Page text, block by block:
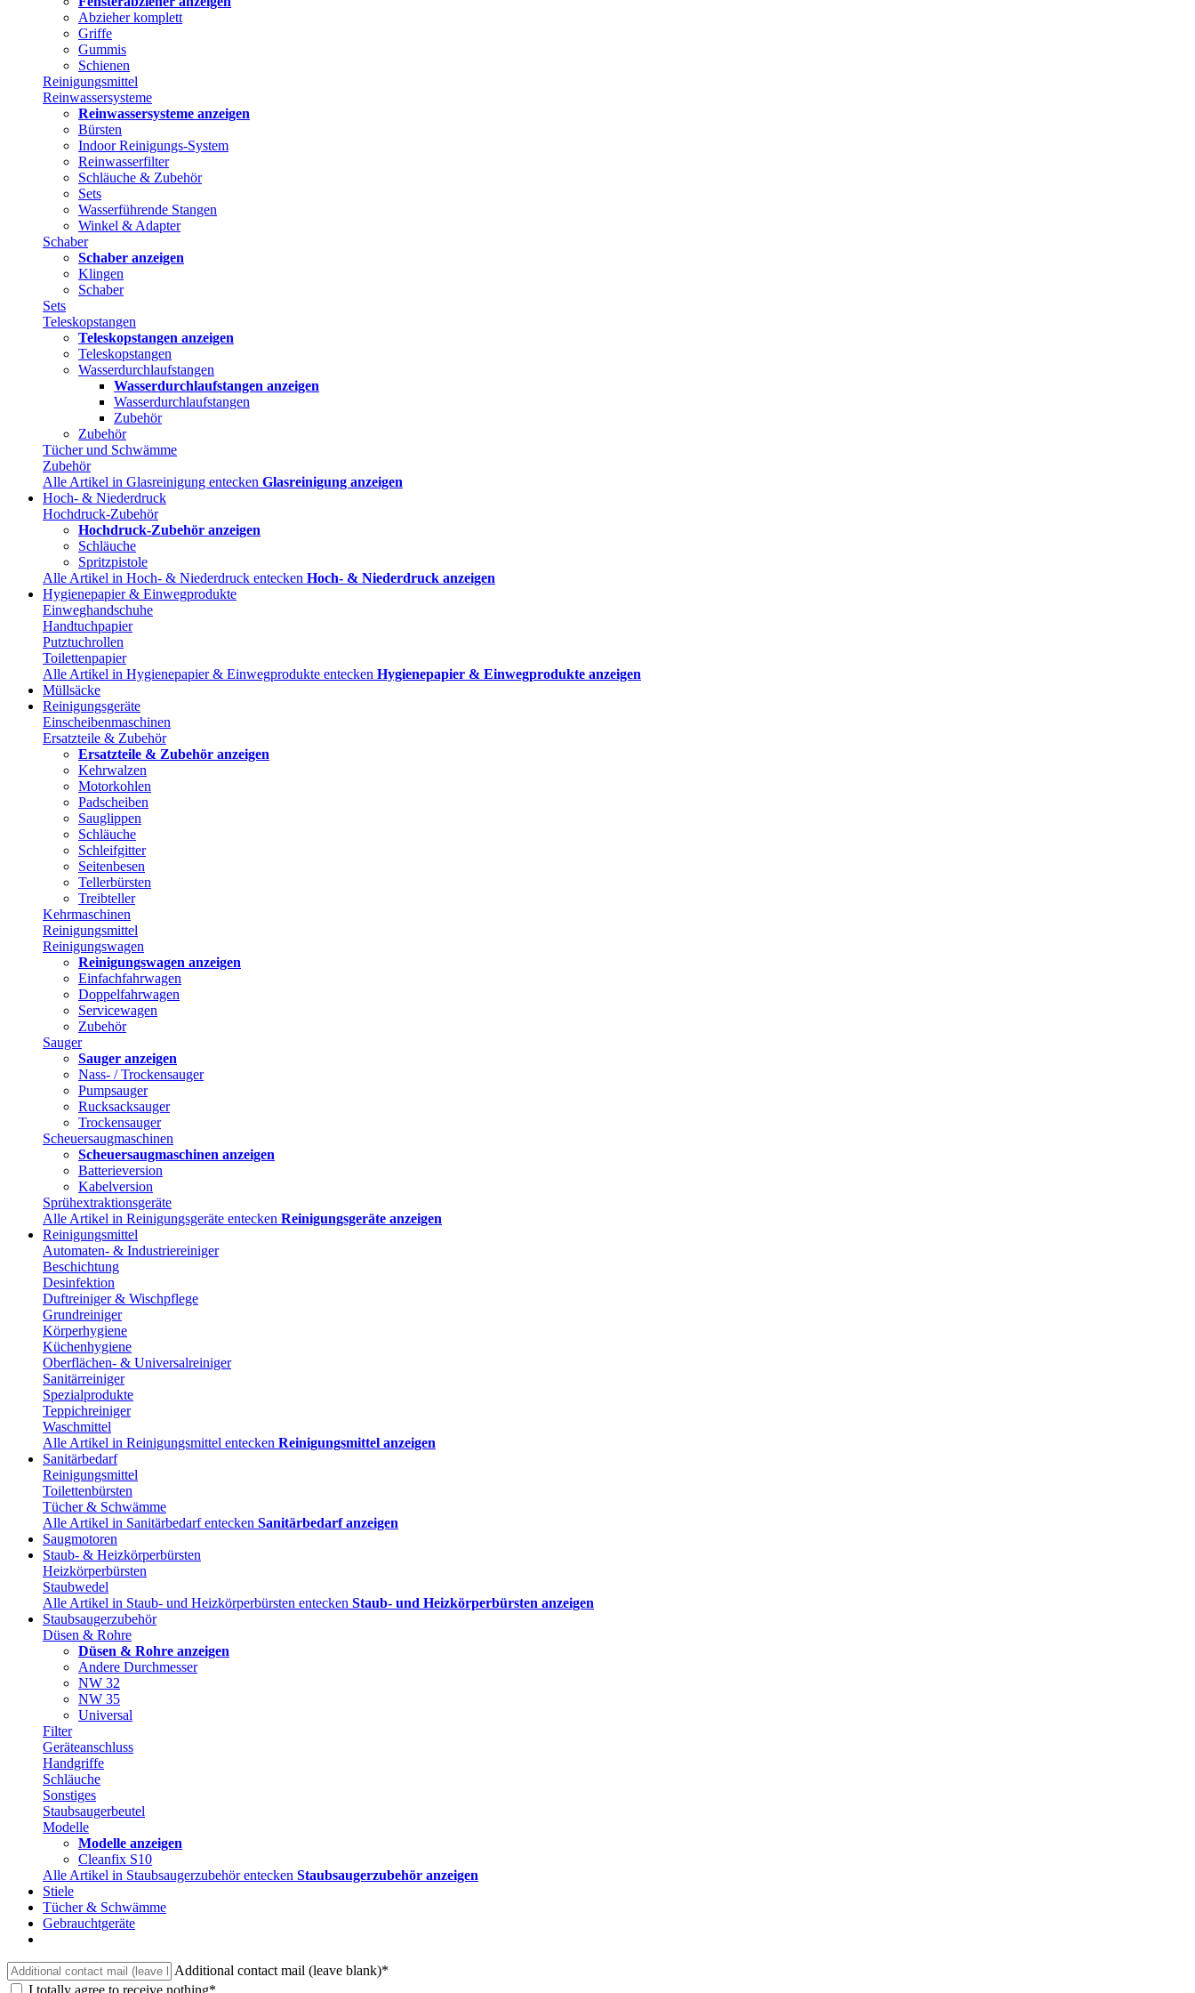
Abzieher komplett
Griffe
Gummis
Schienen
Reinigungsmittel
Reinwassersysteme
Reinwassersysteme anzeigen
Bürsten
Indoor Reinigungs-System
Reinwasserfilter
Schläuche & Zubehör
Sets
Wasserführende Stangen
Winkel & Adapter
Schaber
Schaber anzeigen
Klingen
Schaber
Sets
Teleskopstangen
Teleskopstangen anzeigen
Teleskopstangen
Wasserdurchlaufstangen
Wasserdurchlaufstangen anzeigen
Wasserdurchlaufstangen
Zubehör
Zubehör
Tücher und Schwämme
Zubehör
Alle Artikel in Glasreinigung entecken Glasreinigung anzeigen
Hoch- & Niederdruck
Hochdruck-Zubehör
Hochdruck-Zubehör anzeigen
Schläuche
Spritzpistole
Alle Artikel in Hoch- & Niederdruck entecken Hoch- & Niederdruck anzeigen
Hygienepapier & Einwegprodukte
Einweghandschuhe
Handtuchpapier
Putztuchrollen
Toilettenpapier
Alle Artikel in Hygienepapier & Einwegprodukte entecken Hygienepapier & Einwegprodukte anzeigen
Müllsäcke
Reinigungsgeräte
Einscheibenmaschinen
Ersatzteile & Zubehör
Ersatzteile & Zubehör anzeigen
Kehrwalzen
Motorkohlen
Padscheiben
Sauglippen
Schläuche
Schleifgitter
Seitenbesen
Tellerbürsten
Treibteller
Kehrmaschinen
Reinigungsmittel
Reinigungswagen
Reinigungswagen anzeigen
Einfachfahrwagen
Doppelfahrwagen
Servicewagen
Zubehör
Sauger
Sauger anzeigen
Nass- / Trockensauger
Pumpsauger
Rucksacksauger
Trockensauger
Scheuersaugmaschinen
Scheuersaugmaschinen anzeigen
Batterieversion
Kabelversion
Sprühextraktionsgeräte
Alle Artikel in Reinigungsgeräte entecken Reinigungsgeräte anzeigen
Reinigungsmittel
Automaten- & Industriereiniger
Beschichtung
Desinfektion
Duftreiniger & Wischpflege
Grundreiniger
Körperhygiene
Küchenhygiene
Oberflächen- & Universalreiniger
Sanitärreiniger
Spezialprodukte
Teppichreiniger
Waschmittel
Alle Artikel in Reinigungsmittel entecken Reinigungsmittel anzeigen
Sanitärbedarf
Reinigungsmittel
Toilettenbürsten
Tücher & Schwämme
Alle Artikel in Sanitärbedarf entecken Sanitärbedarf anzeigen
Saugmotoren
Staub- & Heizkörperbürsten
Heizkörperbürsten
Staubwedel
Alle Artikel in Staub- und Heizkörperbürsten entecken Staub- und Heizkörperbürsten anzeigen
Staubsaugerzubehör
Düsen & Rohre
Düsen & Rohre anzeigen
Andere Durchmesser
NW 32
NW 35
Universal
Filter
Geräteanschluss
Handgriffe
Schläuche
Sonstiges
Staubsaugerbeutel
Modelle
Modelle anzeigen
Cleanfix S10
Alle Artikel in Staubsaugerzubehör entecken Staubsaugerzubehör anzeigen
Stiele
Tücher & Schwämme
Gebrauchtgeräte
Additional contact mail (leave blank)*